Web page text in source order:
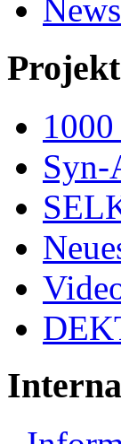
Syn-